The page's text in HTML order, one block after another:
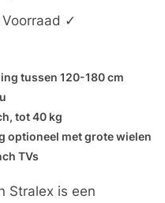
✓
tussen 120-180 cm
tot 40 kg
optioneel met grote wielen
TVs
Stralex is een